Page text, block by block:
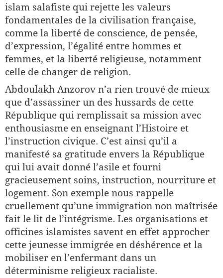
islam salafiste qui rejette les valeurs
fondamentales de la civilisation française,
comme la liberté de conscience, de pensée,
d’expression, l’égalité entre hommes et
femmes, et la liberté religieuse, notamment
celle de changer de religion.
Abdoulakh Anzorov n’a rien trouvé de mieux
que d’assassiner un des hussards de cette
République qui remplissait sa mission avec
enthousiasme en enseignant l’Histoire et
l’instruction civique. C’est ainsi qu’il a
manifesté sa gratitude envers la République
qui lui avait donné l’asile et fourni
gracieusement soins, instruction, nourriture et
logement. Son exemple nous rappelle
cruellement qu’une immigration non maîtrisée
fait le lit de l’intégrisme. Les organisations et
officines islamistes savent en effet approcher
cette jeunesse immigrée en déshérence et la
mobiliser en l’enfermant dans un
déterminisme religieux racialiste.